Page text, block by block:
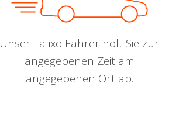
Unser Talixo Fahrer holt Sie zur
angegebenen Zeit am
angegebenen Ort ab.